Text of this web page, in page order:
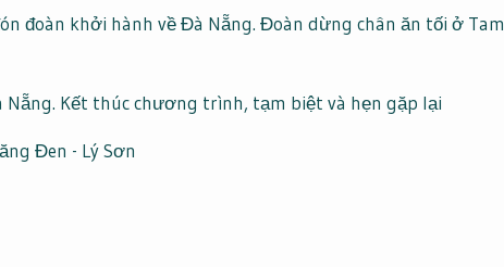
đoàn khởi hành về Đà Nẵng. Đoàn dừng chân ăn tối ở Tam
Nẵng. Kết thúc chương trình, tạm biệt và hẹn gặp lại